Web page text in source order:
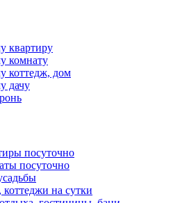
квартиру
комнату
коттедж, дом
дачу
посуточно
посуточно
на сутки